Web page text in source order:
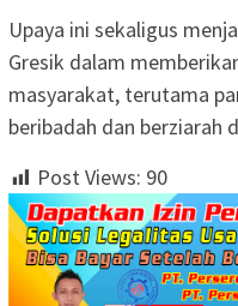
Upaya ini sekaligus
Gresik dalam
masyarakat, terutama
beribadah dan berziarah
Post Views: 90